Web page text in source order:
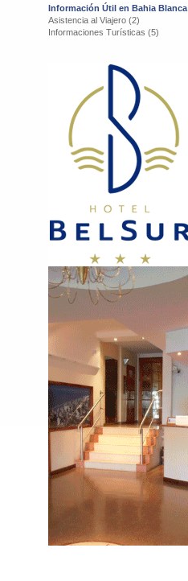
Información Útil en Bahia Blanca
Asistencia al Viajero (2)
Informaciones Turísticas (5)